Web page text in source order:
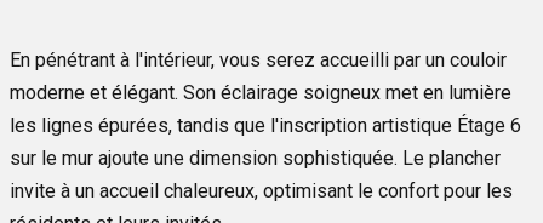
En pénétrant à l'intérieur, vous serez accueilli par un couloir
moderne et élégant. Son éclairage soigneux met en lumière
les lignes épurées, tandis que l'inscription artistique Étage 6
sur le mur ajoute une dimension sophistiquée. Le plancher
invite à un accueil chaleureux, optimisant le confort pour les